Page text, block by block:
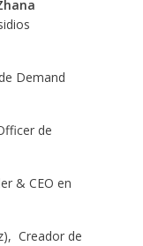
Demand
de
& CEO en
Creador de